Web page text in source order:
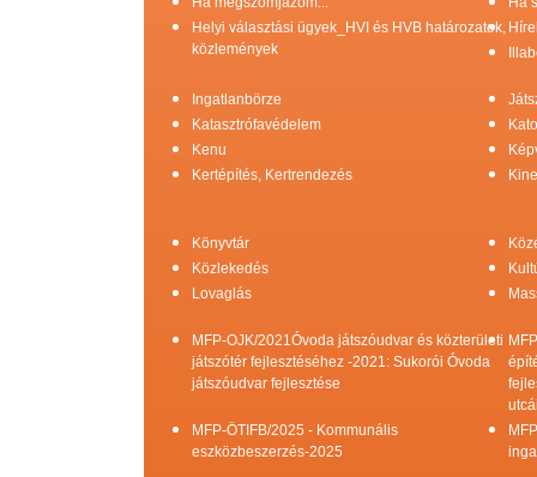
Helyi választási ügyek_HVI és HVB határozatok,
közlemények
Ingatlanbörze
Katasztrófavédelem
Kenu
Kertépítés, Kertrendezés
Könyvtár
Közlekedés
Lovaglás
MFP-OJK/2021Óvoda játszóudvar és közterületi
játszótér fejlesztéséhez -2021: Sukorói Óvoda
játszóudvar fejlesztése
MFP-ÖTIFB/2025 - Kommunális
eszközbeszerzés-2025